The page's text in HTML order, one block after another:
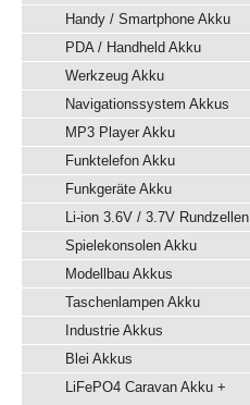
Handy / Smartphone Akku
PDA / Handheld Akku
Werkzeug Akku
Navigationssystem Akkus
MP3 Player Akku
Funktelefon Akku
Funkgeräte Akku
Li-ion 3.6V / 3.7V Rundzellen
Spielekonsolen Akku
Modellbau Akkus
Taschenlampen Akku
Industrie Akkus
Blei Akkus
LiFePO4 Caravan Akku +